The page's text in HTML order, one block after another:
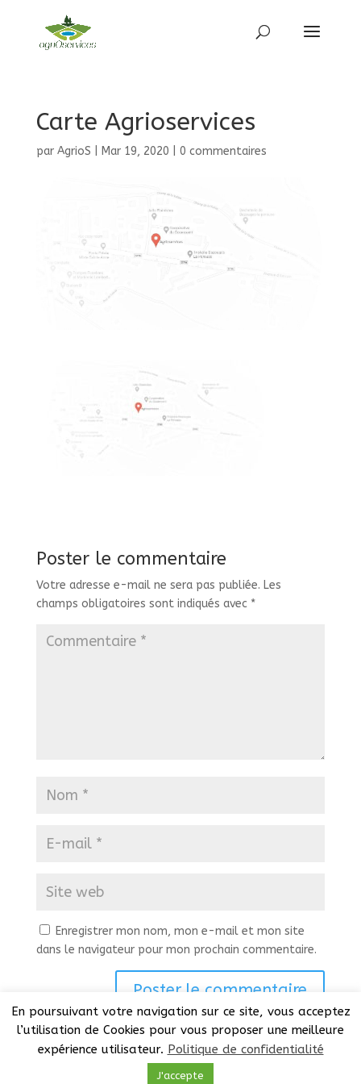
Carte Agrioservices
par AgrioS Mar 19, 2020 0 commentaires
Poster le commentaire
Votre adresse e-mail ne sera pas publiée. Les
champs obligatoires sont indiqués avec *
Enregistrer mon nom, mon e-mail et mon site
dans le navigateur pour mon prochain commentaire.
En poursuivant votre navigation sur ce site, vous acceptez
l’utilisation de Cookies pour vous proposer une meilleure
expérience utilisateur. Politique de confidentialité
J'accepte